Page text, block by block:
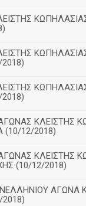
ΚΛΕΙΣΤΗΣ
12/2018)
ΚΛΕΙΣΤΗΣ
(10/12/2018)
ΑΓΩΝΑ